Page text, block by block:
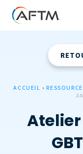
ACCUEIL ›
Atelier